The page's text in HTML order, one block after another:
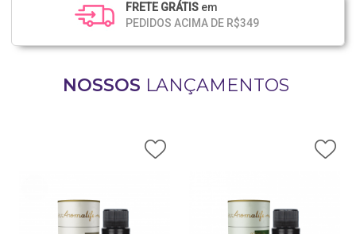
FRETE GRÁTIS em
PEDIDOS ACIMA DE R$349
NOSSOS LANÇAMENTOS